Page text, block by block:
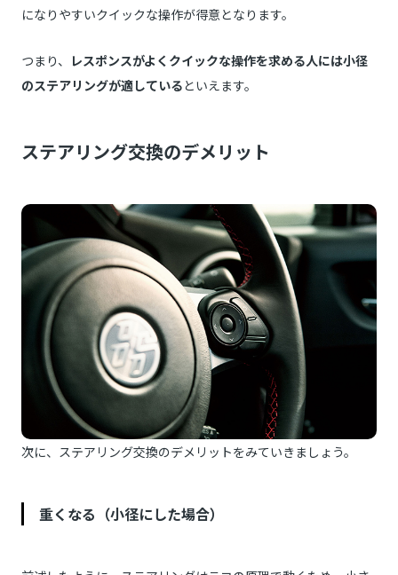
になりやすいクイックな操作が得意となります。
つまり、 レスポンスがよくクイックな操作を求める人には小径
のステアリングが適しているといえます。
ステアリング交換のデメリット
次に、ステアリング交換のデメリットをみていきましょう。
重くなる（小径にした場合）